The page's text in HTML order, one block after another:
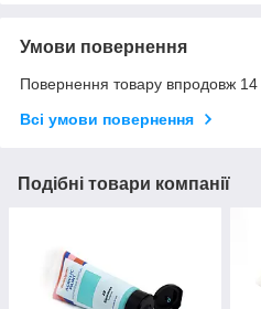
Умови повернення
Повернення товару впродовж 14
Всі умови повернення
Подібні товари компанії